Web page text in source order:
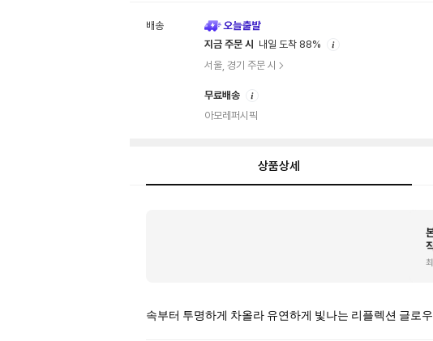
배송
지금 주문 시
내일 도착 88%
서울, 경기 주문 시
무료배송
아모레퍼시픽
상품상세
속부터 투명하게 차올라 유연하게 빛나는 리플렉션 글로우